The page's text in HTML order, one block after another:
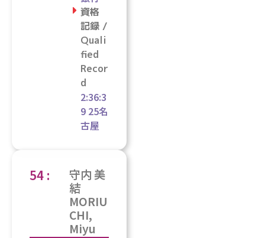
資格
記録 /
Quali
fied
Recor
d
2:36:3
9 25名
古屋
54 :
守内 美
結
MORIU
CHI,
Miyu